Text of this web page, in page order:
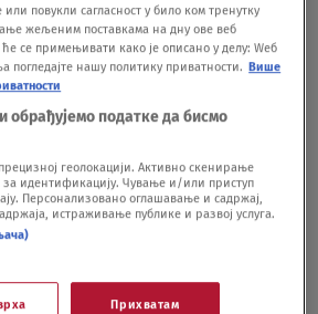
best-
stream?
novas-
video-
nas i na društvenim
повукли сагласност у било ком тренутку
жељеним поставкама на дну ове веб
се примењивати како је описано у делу: Wеб
погледајте нашу политику приватности. Више
обрађујемо податке да бисмо
геолокацији. Активно скенирање
за идентификацију. Чување и/или приступ
Персонализовано оглашавање и садржај,
истраживање публике и развој услуга.
Прихватам